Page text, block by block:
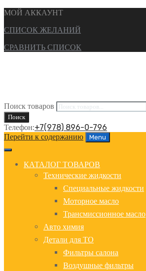
МОЙ АККАУНТ
СПИСОК ЖЕЛАНИЙ
СРАВНИТЬ СПИСОК
Поиск товаров
Поиск
Телефон:+7(978) 896-0-796
Перейти к содержанию
Menu
КАТАЛОГ ТОВАРОВ
Технические жидкости
Специальные жидкости
Моторное масло
Трансмиссионное масло
Авто химия
Детали для ТО
Фильтры салона
Воздушные фильтры